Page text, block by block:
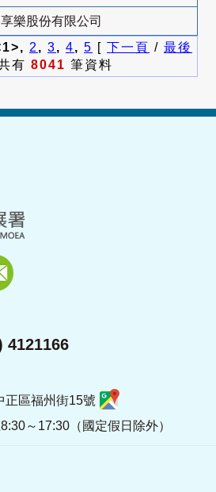
樂股份有限公司
2 , 3, 4, 5 [ 下一頁 / 最後
有 8041 筆資料
4121166
正區福州街15號
～17:30（國定假日除外）